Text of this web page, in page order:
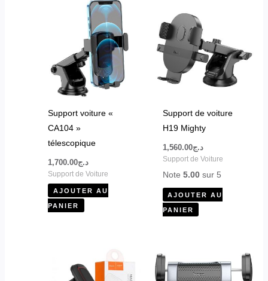
Support voiture «
CA104 »
télescopique
د.ج1,700.00
Support de Voiture
AJOUTER AU
PANIER
Support de voiture
H19 Mighty
د.ج1,560.00
Support de Voiture
Note 5.00sur 5
AJOUTER AU
PANIER